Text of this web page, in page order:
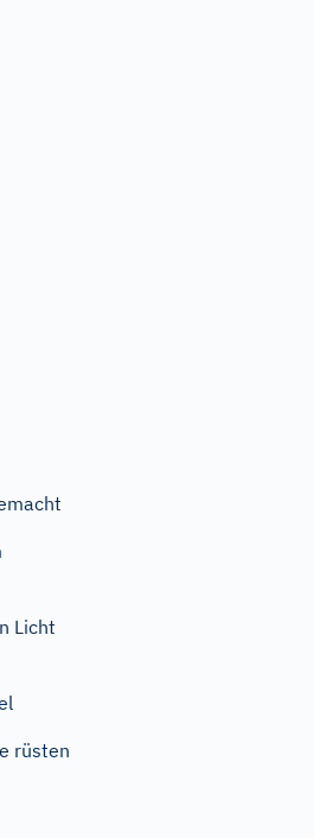
Licht
rüsten